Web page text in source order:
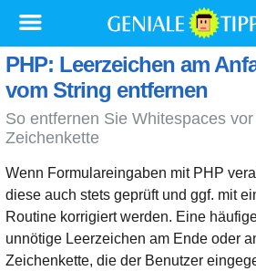
PHP: Leerzeichen am
vom String entfernen
So entfernen Sie Whitespaces
Zeichenkette
Wenn Formulareingaben mit PHP
diese auch stets geprüft und ggf. mit
Routine korrigiert werden. Eine
unnötige Leerzeichen am Ende oder
Zeichenkette, die der Benutzer